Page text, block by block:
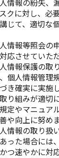
情報の紛失、
クに対し、必
じて、適切な
情報等照会の
応させていた
情報保護の取
個人情報管理
き確実に実施し
り組みが適切
定やマニュア
や向上に努めま
情報の取り扱
った場合には
つ速やかに対